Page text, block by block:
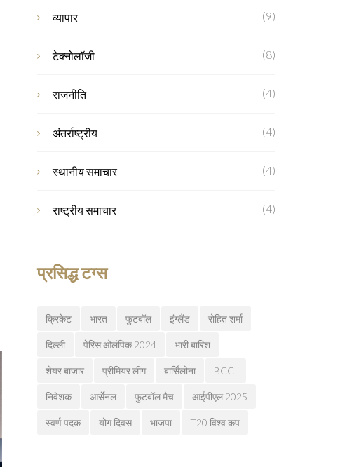
व्यापार (9)
टेक्नोलॉजी (8)
राजनीति (4)
अंतर्राष्ट्रीय (4)
स्थानीय समाचार (4)
राष्ट्रीय समाचार (4)
प्रसिद्ध टग्स
क्रिकेट भारत फुटबॉल इंग्लैंड रोहित शर्मा
दिल्ली पेरिस ओलंपिक 2024 भारी बारिश
शेयर बाजार प्रीमियर लीग बार्सिलोना BCCI
निवेशक आर्सेनल फुटबॉल मैच आईपीएल 2025
स्वर्ण पदक योग दिवस भाजपा T20 विश्व कप